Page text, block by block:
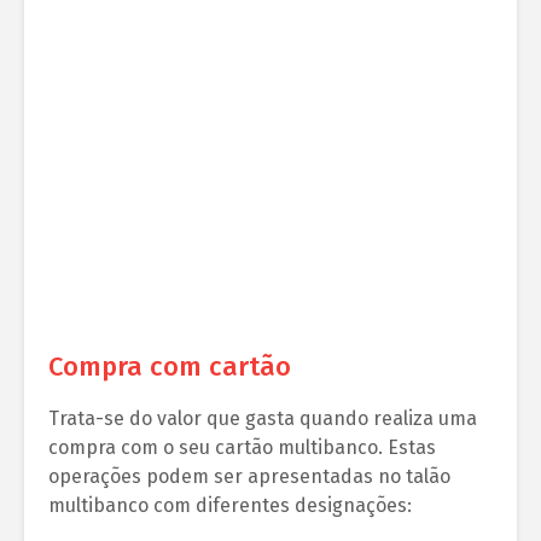
Compra com cartão
Trata-se do valor que gasta quando realiza uma
compra com o seu cartão multibanco. Estas
operações podem ser apresentadas no talão
multibanco com diferentes designações: